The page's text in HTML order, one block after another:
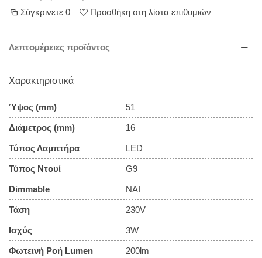
Σύγκρινετε 0 Προσθήκη στη λίστα επιθυμιών
Λεπτομέρειες προϊόντος
Χαρακτηριστικά
Ύψος (mm) 51
Διάμετρος (mm) 16
Τύπος Λαμπτήρα LED
Τύπος Ντουί G9
Dimmable ΝΑΙ
Τάση 230V
Ισχύς 3W
Φωτεινή Ροή Lumen 200lm